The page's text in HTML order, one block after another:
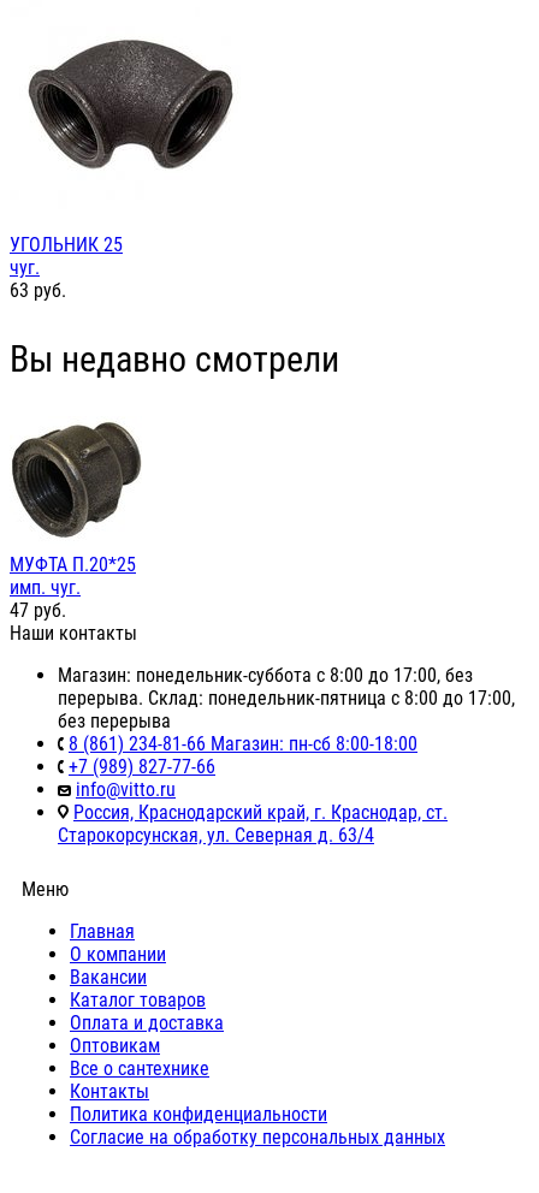
УГОЛЬНИК 25
чуг.
63 руб.
Вы недавно смотрели
МУФТА П.20*25
имп. чуг.
47 руб.
Наши контакты
Магазин: понедельник-суббота с 8:00 до 17:00, без
перерыва. Склад: понедельник-пятница с 8:00 до 17:00,
без перерыва
8 (861) 234-81-66 Магазин: пн-сб 8:00-18:00
+7 (989) 827-77-66
info@vitto.ru
Россия, Краснодарский край, г. Краснодар, ст.
Старокорсунская, ул. Северная д. 63/4
Меню
Главная
О компании
Вакансии
Каталог товаров
Оплата и доставка
Оптовикам
Все о сантехнике
Контакты
Политика конфиденциальности
Согласие на обработку персональных данных